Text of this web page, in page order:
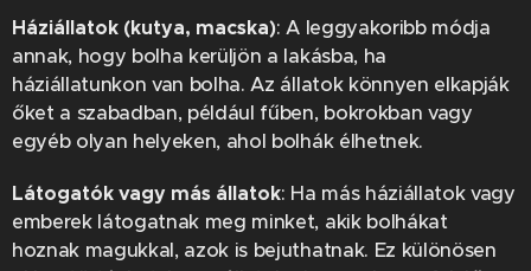
Háziállatok (kutya, macska): A leggyakoribb módja
annak, hogy bolha kerüljön a lakásba, ha
háziállatunkon van bolha. Az állatok könnyen elkapják
őket a szabadban, például fűben, bokrokban vagy
egyéb olyan helyeken, ahol bolhák élhetnek.
Látogatók vagy más állatok: Ha más háziállatok vagy
emberek látogatnak meg minket, akik bolhákat
hoznak magukkal, azok is bejuthatnak. Ez különösen